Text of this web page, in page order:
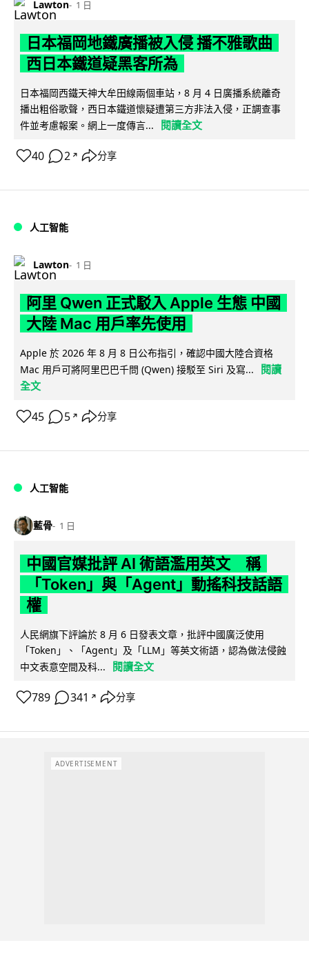
Lawton 1 日
日本福岡地鐵廣播被入侵 播不雅歌曲
西日本鐵道疑黑客所為
日本福岡西鐵天神大牟田線兩個車站，8 月 4 日廣播系統離奇
播出粗俗歌聲，西日本鐵道懷疑遭第三方非法入侵，正調查事
件並考慮報案。網上一度傳言...
閱讀全文
40 2 ↗ 分享
人工智能
Lawton 1 日
阿里 Qwen 正式駁入 Apple 生態 中國
大陸 Mac 用戶率先使用
Apple 於 2026 年 8 月 8 日公布指引，確認中國大陸合資格
Mac 用戶可將阿里巴巴千問 (Qwen) 接駁至 Siri 及寫...
閱讀
全文
45 5 ↗ 分享
人工智能
藍骨 1 日
中國官媒批評 AI 術語濫用英文 稱
「Token」與「Agent」動搖科技話語
權
人民網旗下評論於 8 月 6 日發表文章，批評中國廣泛使用
「Token」、「Agent」及「LLM」等英文術語，認為做法侵蝕
中文表意空間及科...
閱讀全文
789 341 ↗ 分享
ADVERTISEMENT